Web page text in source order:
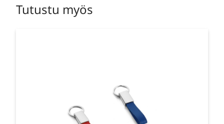
Tutustu myös